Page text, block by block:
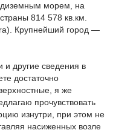
морем, на
814 578 кв.км.
Крупнейший город —
и другие сведения в
достаточно
я же
прочувствовать
изнутри, при этом не
насиженных возле